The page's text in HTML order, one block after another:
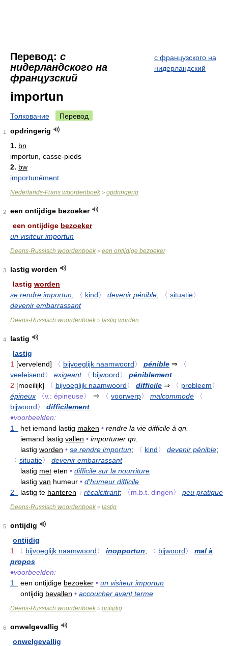
Перевод: с
нидерландского на
французский
с французского на
нидерландский
importun
Толкование Перевод
1
opdringerig
1. bn
importun, casse-pieds
2. bw
importunément
Nederlands-Frans woordenboek > opdringerig
2
een ontijdige bezoeker
een ontijdige bezoeker
un visiteur importun
Deens-Russisch woordenboek > een ontijdige bezoeker
3
lastig worden
lastig worden
se rendre importun; 〈 kind〉 devenir pénible; 〈 situatie〉
devenir embarrassant
Deens-Russisch woordenboek > lastig worden
4
lastig
lastig
1 [vervelend] 〈 bijvoeglijk naamwoord〉 pénible ⇒
〈
veeleisend〉 exigeant 〈 bijwoord〉
péniblement
2 [moeilijk] 〈 bijvoeglijk naamwoord〉 difficile ⇒ 〈 probleem〉
épineux
〈v.: épineuse〉 ⇒ 〈 voorwerp〉 malcommode
〈
bijwoord〉
difficilement
♦voorbeelden:
1
het iemand lastig maken • rendre la vie difficile à qn.
iemand lastig vallen • importuner qn.
lastig worden • se rendre importun; 〈 kind〉 devenir pénible;
〈 situatie〉
devenir embarrassant
lastig met eten • difficile sur la nourriture
lastig van humeur • d'humeur difficile
2
lastig te hanteren ↓ récalcitrant; 〈m.b.t. dingen〉 peu pratique
Deens-Russisch woordenboek > lastig
5
ontijdig
ontijdig
1
〈 bijvoeglijk naamwoord〉 inopportun; 〈 bijwoord〉
mal à
propos
♦voorbeelden:
1
een ontijdige bezoeker • un visiteur importun
ontijdig bevallen • accoucher avant terme
Deens-Russisch woordenboek > ontijdig
6
onwelgevallig
onwelgevallig